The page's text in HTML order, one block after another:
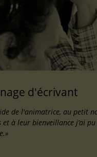
d'écrivant
de l'animatrice, au petit
à leur bienveillance j’ai